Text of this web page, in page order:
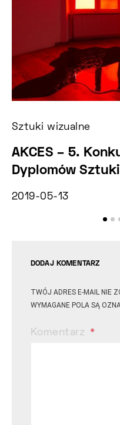
Sztuki wizualne
AKCES – 5.
Dyplomów
2019-05-13
DODAJ KOMENTARZ
TWÓJ ADRES E-MAIL NIE
WYMAGANE POLA SĄ
Komentarz